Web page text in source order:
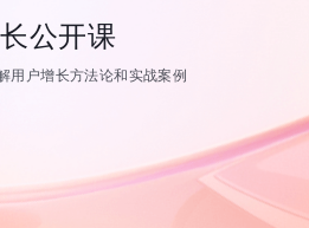
公开课
用户增长方法论和实战案例